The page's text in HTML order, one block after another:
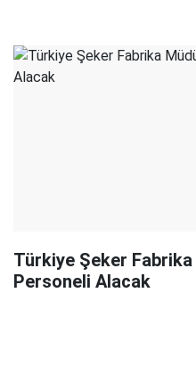
Türkiye Şeker
Personeli Alacak